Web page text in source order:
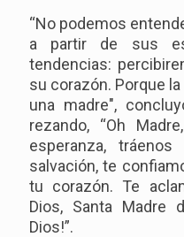
“No podemos
a partir de sus
tendencias:
su corazón. Porque
una madre",
rezando, “Oh
esperanza,
salvación, te
tu corazón. Te
Dios, Santa Madre
Dios!”.